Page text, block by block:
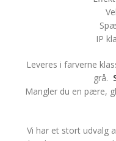
IP
Leveres i farverne
grå.
Mangler du en pære,
Vi har et stort udvalg